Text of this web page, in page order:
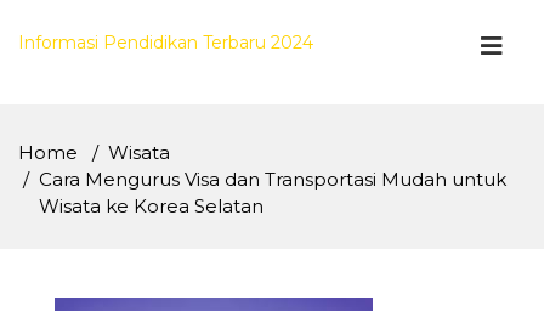
Informasi Pendidikan Terbaru 2024
Home
Wisata
Cara Mengurus Visa dan Transportasi Mudah untuk
Wisata ke Korea Selatan